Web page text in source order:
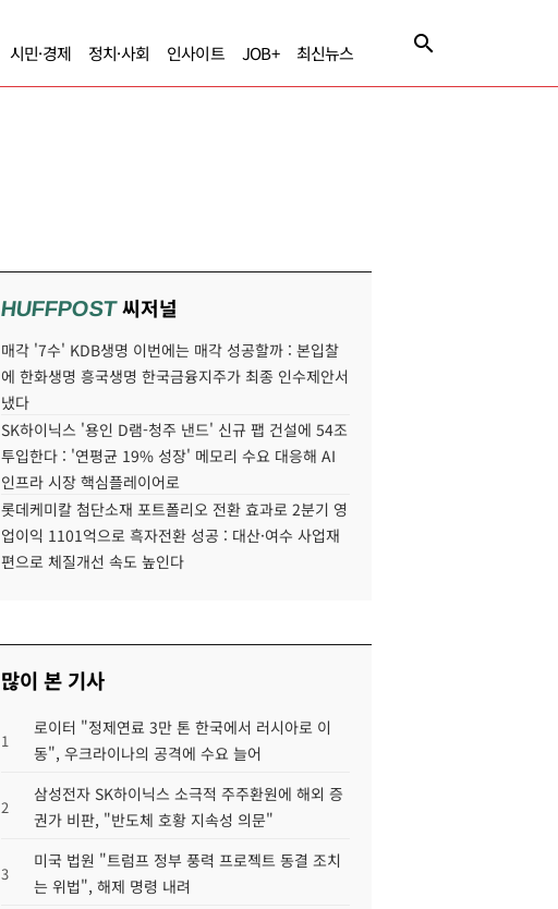
시민·경제 정치·사회 인사이트 JOB+ 최신뉴스
HUFFPOST씨저널
매각 '7수' KDB생명 이번에는 매각 성공할까 : 본입찰
에 한화생명 흥국생명 한국금융지주가 최종 인수제안서
냈다
SK하이닉스 '용인 D램-청주 낸드' 신규 팹 건설에 54조
투입한다 : '연평균 19% 성장' 메모리 수요 대응해 AI
인프라 시장 핵심플레이어로
롯데케미칼 첨단소재 포트폴리오 전환 효과로 2분기 영
업이익 1101억으로 흑자전환 성공 : 대산·여수 사업재
편으로 체질개선 속도 높인다
많이 본 기사
1
로이터 "정제연료 3만 톤 한국에서 러시아로 이
동", 우크라이나의 공격에 수요 늘어
2
삼성전자 SK하이닉스 소극적 주주환원에 해외 증
권가 비판, "반도체 호황 지속성 의문"
3
미국 법원 "트럼프 정부 풍력 프로젝트 동결 조치
는 위법", 해제 명령 내려